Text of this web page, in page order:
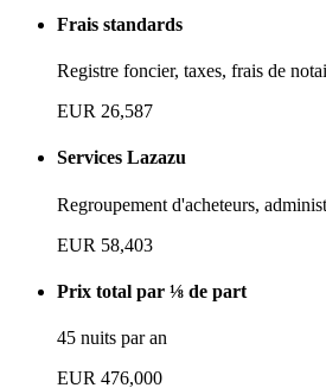
Frais standards
Registre foncier, taxes, frais de
EUR 26,587
Services Lazazu
Regroupement d'acheteurs,
EUR 58,403
Prix total par ⅛ de part
45 nuits par an
EUR 476,000